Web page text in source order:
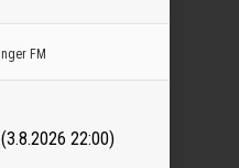
FM
22:00)